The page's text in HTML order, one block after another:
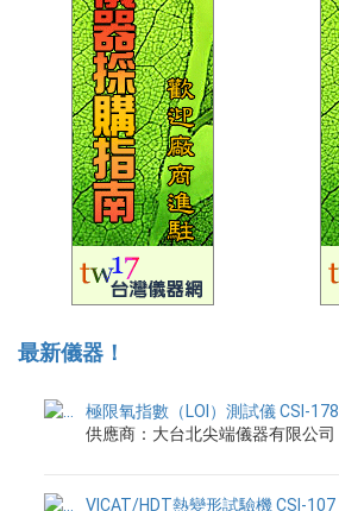
最新儀器！
極限氧指數（LOI）測試儀 CSI-178
供應商：大台北尖端儀器有限公司
VICAT/HDT熱變形試驗機 CSI-107